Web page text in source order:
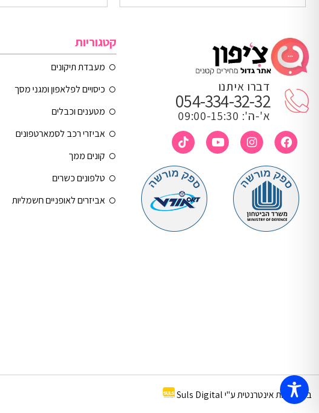
דברו איתנו
054-334-32-32
א'-ה': 09:00-15:30
קטגוריות
מעבדת תיקונים
כיסויים לפלאפון ומגני מסך
מטענים וכבלים
אביזרי רכב לסמארטפונים
קונים ממך
טלפונים כשרים
אביזרים לאופניים חשמליות
בניית חנות אינטרנטית ע"י Suls Digital